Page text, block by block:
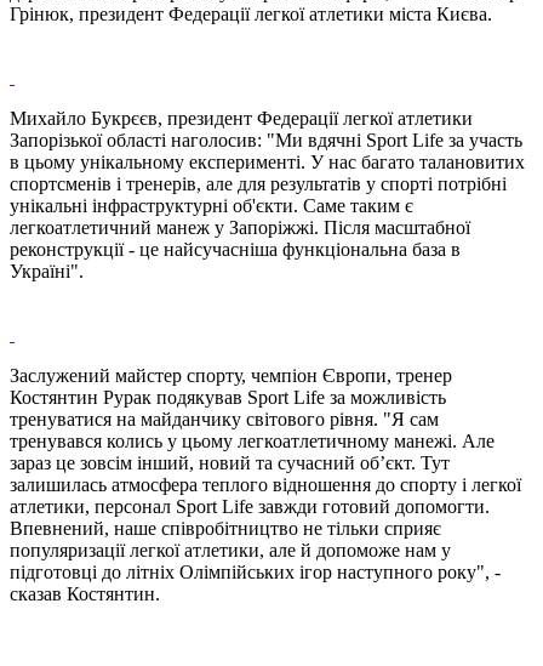
Грінюк, президент Федерації легкої атлетики міста Києва.
Михайло Букрєєв, президент Федерації легкої атлетики
Запорізької області наголосив: "Ми вдячні Sport Life за участь
в цьому унікальному експерименті. У нас багато талановитих
спортсменів і тренерів, але для результатів у спорті потрібні
унікальні інфраструктурні об'єкти. Саме таким є
легкоатлетичний манеж у Запоріжжі. Після масштабної
реконструкції - це найсучасніша функціональна база в
Україні".
Заслужений майстер спорту, чемпіон Європи, тренер
Костянтин Рурак подякував Sport Life за можливість
тренуватися на майданчику світового рівня. "Я сам
тренувався колись у цьому легкоатлетичному манежі. Але
зараз це зовсім інший, новий та сучасний об’єкт. Тут
залишилась атмосфера теплого відношення до спорту і легкої
атлетики, персонал Sport Life завжди готовий допомогти.
Впевнений, наше співробітництво не тільки сприяє
популяризації легкої атлетики, але й допоможе нам у
підготовці до літніх Олімпійських ігор наступного року", -
сказав Костянтин.